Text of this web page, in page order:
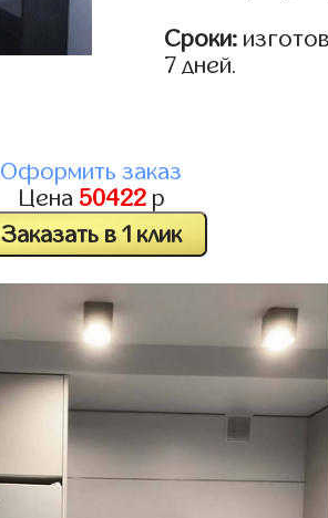
Сроки:
7 дней.
Оформить заказ
Цена 50422р
Заказать в 1 клик